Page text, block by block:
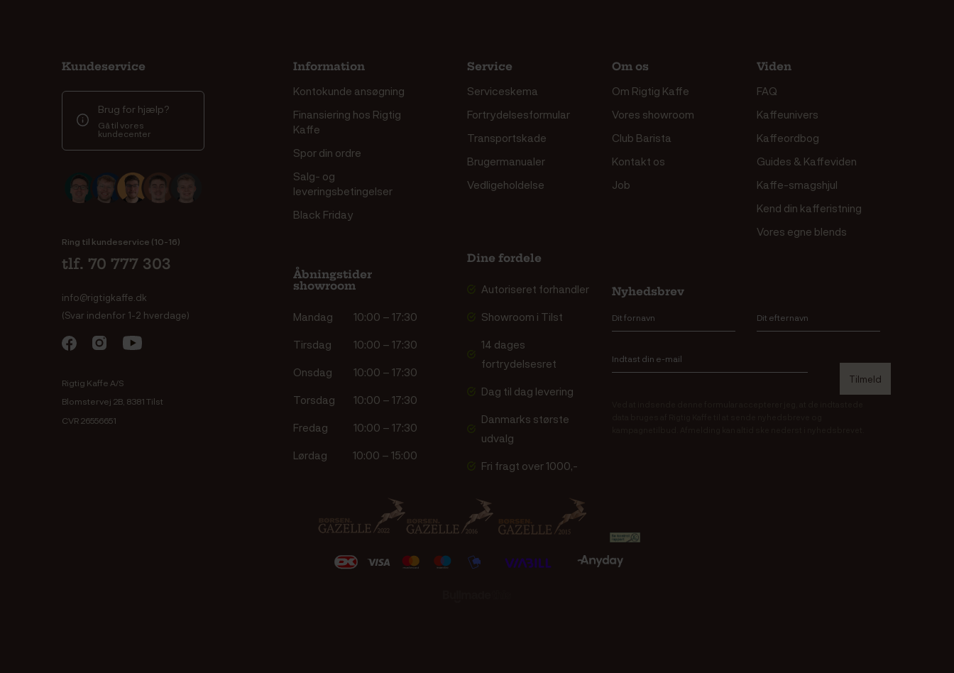
Kundeservice
Brug for hjælp?
Gå til vores
kundecenter
Ring til kundeservice (10-16)
tlf. 70 777 303
info@rigtigkaffe.dk
(Svar indenfor 1-2 hverdage)
Rigtig Kaffe A/S
Blomstervej 2B, 8381 Tilst
CVR 26556651
Information
Kontokunde ansøgning
Finansiering hos Rigtig
Kaffe
Spor din ordre
Salg- og
leveringsbetingelser
Black Friday
Åbningstider
showroom
Mandag
10:00 – 17:30
Tirsdag
10:00 – 17:30
Onsdag
10:00 – 17:30
Torsdag
10:00 – 17:30
Fredag
10:00 – 17:30
Lørdag
10:00 – 15:00
Service
Serviceskema
Fortrydelsesformular
Transportskade
Brugermanualer
Vedligeholdelse
Dine fordele
Autoriseret forhandler
Showroom i Tilst
14 dages
fortrydelsesret
Dag til dag levering
Danmarks største
udvalg
Fri fragt over 1000,-
Om os
Om Rigtig Kaffe
Vores showroom
Club Barista
Kontakt os
Job
Viden
FAQ
Kaffeunivers
Kaffeordbog
Guides & Kaffeviden
Kaffe-smagshjul
Kend din kafferistning
Vores egne blends
Nyhedsbrev